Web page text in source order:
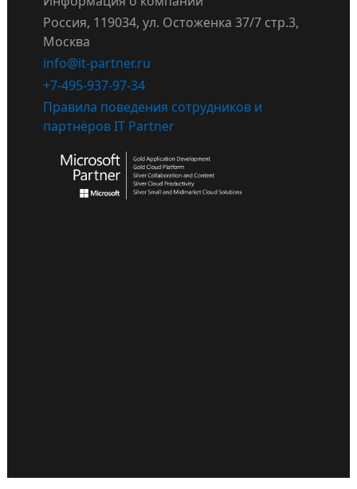
Россия, 119034, ул. Остоженка 37/7 стр.3,
Москва
info@it-partner.ru
+7-495-937-97-34
Правила поведения сотрудников и
партнёров IT Partner